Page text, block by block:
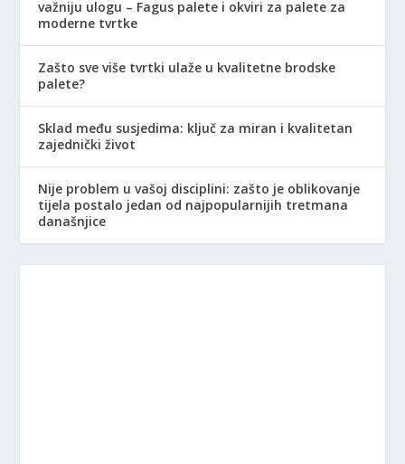
važniju ulogu – Fagus palete i okviri za palete za
moderne tvrtke
Zašto sve više tvrtki ulaže u kvalitetne brodske
palete?
Sklad među susjedima: ključ za miran i kvalitetan
zajednički život
Nije problem u vašoj disciplini: zašto je oblikovanje
tijela postalo jedan od najpopularnijih tretmana
današnjice